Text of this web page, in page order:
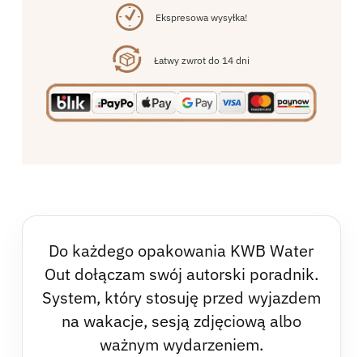
Ekspresowa wysyłka!
Łatwy zwrot do 14 dni
Do każdego opakowania KWB Water
Out dołączam swój autorski poradnik.
System, który stosuję przed wyjazdem
na wakacje, sesją zdjęciową albo
ważnym wydarzeniem.